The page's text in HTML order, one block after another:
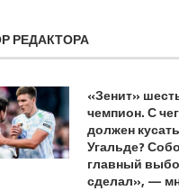
РЕДАКТОРА
«Зенит»
чемпион. С
должен
Угальде?
главный
сделал», —